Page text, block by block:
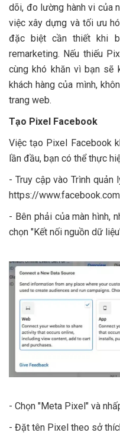
dõi, đo lường hành vi của
việc xây dựng và tối ưu
đặc biệt cần thiết khi
remarketing. Nếu thiếu
cùng khó khăn vì bạn sẽ
khách hàng của mình,
trang web.
Tạo Pixel Facebook
Việc tạo Pixel Facebook
lần đầu, bạn có thể thực
- Truy cập vào Trình
https://
- Bên phải của màn hình,
chọn "Kết nối nguồn dữ
- Chọn "Meta Pixel" và
- Đặt tên Pixel theo sở